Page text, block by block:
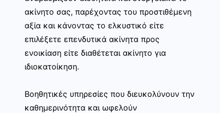
ακίνητο σας, παρέχοντας του προστιθέμενη
αξία και κάνοντας το ελκυστικό είτε
επιλέξετε επενδυτικά ακίνητα προς
ενοικίαση είτε διαθέτεται ακίνητο για
ιδιοκατοίκηση.
Βοηθητικές υπηρεσίες που διευκολύνουν την
καθημερινότητα και ωφελούν